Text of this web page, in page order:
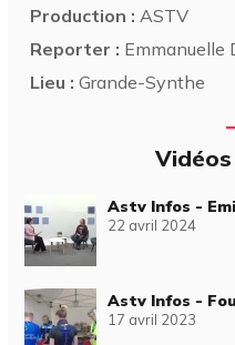
Production : ASTV
Reporter : Emmanuelle
Lieu : Grande-Synthe
Astv Infos -
22 avril 2024
Astv Infos -
17 avril 2023